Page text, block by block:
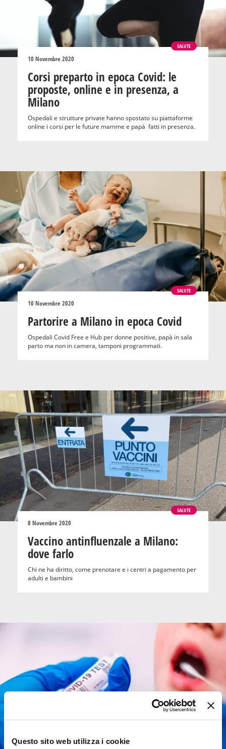
Questo sito web utilizza i cookie
SALUTE
10 Novembre 2020
Corsi preparto in epoca Covid: le
proposte, online e in presenza, a
Milano
Ospedali e strutture private hanno spostato su piattaforme
online i corsi per le future mamme e papà fatti in presenza.
SALUTE
10 Novembre 2020
Partorire a Milano in epoca Covid
Ospedali Covid Free e Hub per donne positive, papà in sala
parto ma non in camera, tamponi programmati.
SALUTE
8 Novembre 2020
Vaccino antinfluenzale a Milano:
dove farlo
Chi ne ha diritto, come prenotare e i centri a pagamento per
adulti e bambini